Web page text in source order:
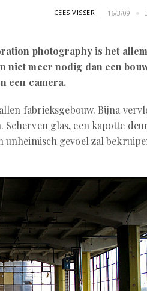
CEES VISSER 16/3/09
photography is het
niet meer nodig dan een
een camera.
fabrieksgebouw. Bijna
Scherven glas, een kapotte
unheimisch gevoel zal